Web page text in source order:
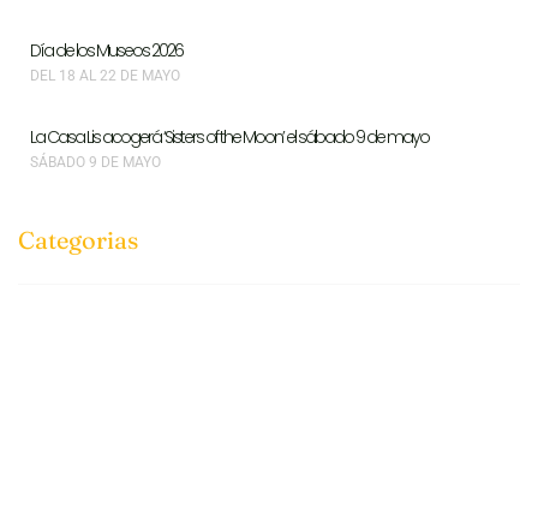
Día de los Museos 2026
DEL 18 AL 22 DE MAYO
La Casa Lis acogerá ‘Sisters of the Moon’ el sábado 9 de mayo
SÁBADO 9 DE MAYO
Categorias